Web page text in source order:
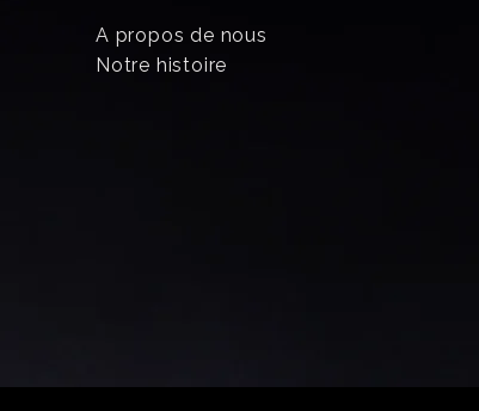
A propos de nous
Notre histoire